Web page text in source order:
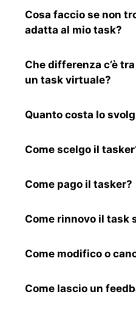
Cosa faccio se non
adatta al mio task?
Che differenza c’è
un task virtuale?
Quanto costa lo
Come scelgo il
Come pago il tasker?
Come rinnovo il task
Come modifico o
Come lascio un